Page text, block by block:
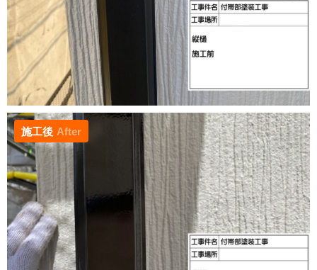
施工後 After